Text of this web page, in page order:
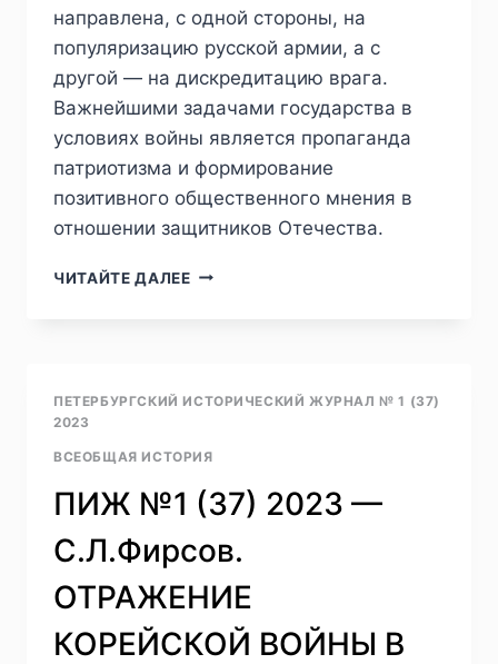
направлена, с одной стороны, на
популяризацию русской армии, а с
другой — на дискредитацию врага.
Важнейшими задачами государства в
условиях войны является пропаганда
патриотизма и формирование
позитивного общественного мнения в
отношении защитников Отечества.
ЧИТАЙТЕ ДАЛЕЕПИЖ
ПОЛИТИЧЕСКАЯ
И
ПЕРИОДА
ВОЙНЫ:
ИНФОРМАЦИОННАЯ
ВОЙНА
ПЕТЕРБУРГСКИЙ ИСТОРИЧЕСКИЙ ЖУРНАЛ № 1 (37)
2023
ВСЕОБЩАЯ ИСТОРИЯ
ПИЖ №1 (37) 2023 —
С.Л.Фирсов.
ОТРАЖЕНИЕ
КОРЕЙСКОЙ ВОЙНЫ В